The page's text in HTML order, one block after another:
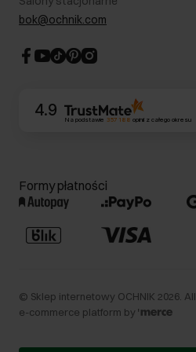
Blog
Dla akcjonariuszy
CSR
bok@ochnik.com
4.9
Na podstawie 357 188 opinii z całego okresu
Formy płatności
© Sklep internetowy OCHNIK 2026 .
e-commerce platform by